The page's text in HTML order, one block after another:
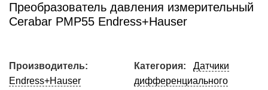
Преобразователь давления измерительный
Cerabar PMP55 Endress+Hauser
Производитель:
Endress+Hauser
Категория:
Датчики
дифференциального